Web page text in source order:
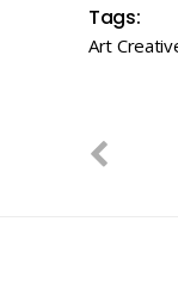
Tags:
Art